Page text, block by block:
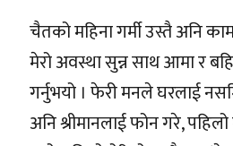
चैतको महिना गर्मी उस्तै अनि
मेरो अवस्था सुन्न साथ आमा र
गर्नुभयो । फेरी मनले घरलाई
अनि श्रीमानलाई फोन गरे,